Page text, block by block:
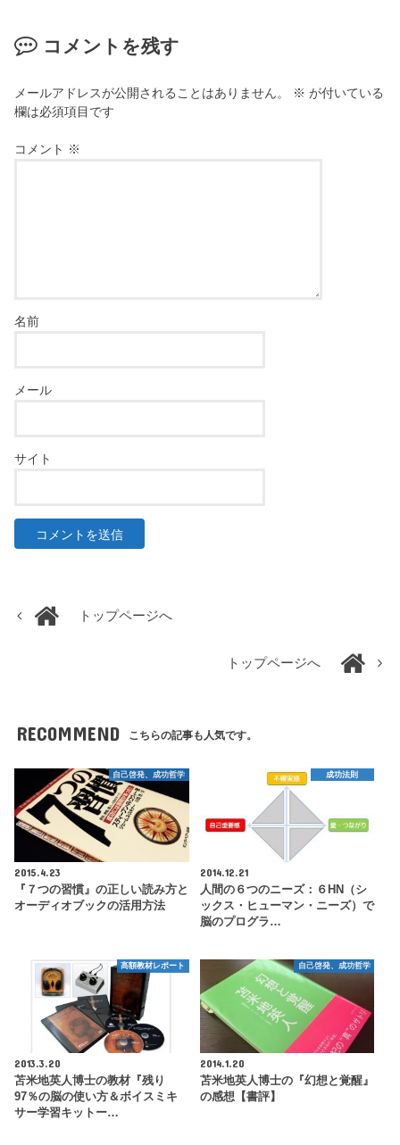
コメントを残す
メールアドレスが公開されることはありません。 ※ が付いている
欄は必須項目です
コメント ※
名前
メール
サイト
トップページへ
トップページへ
RECOMMEND こちらの記事も人気です。
自己啓発、成功哲学
2015.4.23
『７つの習慣』の正しい読み方と
オーディオブックの活用方法
成功法則
2014.12.21
人間の６つのニーズ：６HN（シ
ックス・ヒューマン・ニーズ）で
脳のプログラ…
高額教材レポート
2013.3.20
苫米地英人博士の教材『残り
97％の脳の使い方＆ボイスミキ
サー学習キットー…
自己啓発、成功哲学
2014.1.20
苫米地英人博士の『幻想と覚醒』
の感想【書評】